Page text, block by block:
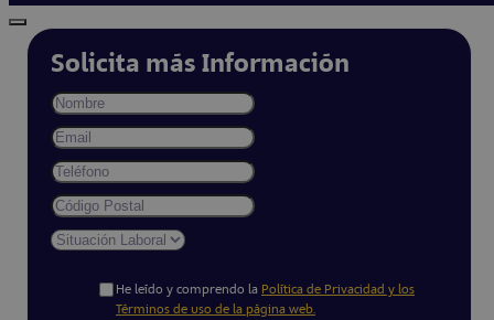
Solicita más Información
He leído y comprendo la Política de Privacidad y los
Términos de uso de la página web.